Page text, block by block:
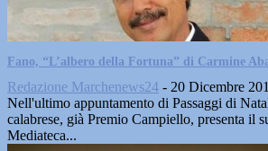
Fano, “L’albero della Fortuna” di Carmine
Redazione Marchenews24 - 20 Dicembre
Nell'ultimo appuntamento di Passaggi di
calabrese, già Premio Campiello, presenta il
Mediateca...